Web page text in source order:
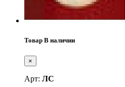
Товар В наличии
×
Арт: ЛС